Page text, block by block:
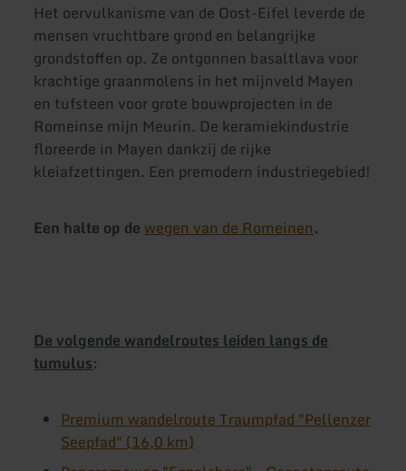
Het oervulkanisme van de Oost-Eifel leverde de
mensen vruchtbare grond en belangrijke
grondstoffen op. Ze ontgonnen basaltlava voor
krachtige graanmolens in het mijnveld Mayen
en tufsteen voor grote bouwprojecten in de
Romeinse mijn Meurin. De keramiekindustrie
floreerde in Mayen dankzij de rijke
kleiafzettingen. Een premodern industriegebied!
Een halte op dewegen van de Romeinen.
De volgende wandelroutes leiden langs de
tumulus:
Premium wandelroute Traumpfad "Pellenzer
Seepfad" (16,0 km)